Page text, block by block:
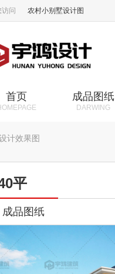
问 农村小别墅设计图
首页 成品图纸
DARWING
计效果图
平
成品图纸